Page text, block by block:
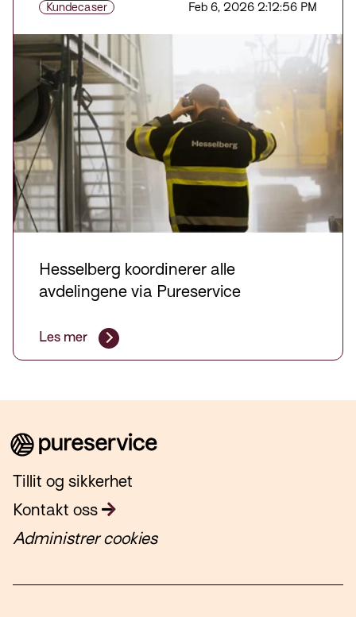
Kundecaser Feb 6, 2026 2:12:56 PM
Hesselberg koordinerer alle
avdelingene via Pureservice
Les mer
Tillit og sikkerhet
Kontakt oss
Administrer cookies